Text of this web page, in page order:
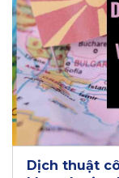
Dịch thuật